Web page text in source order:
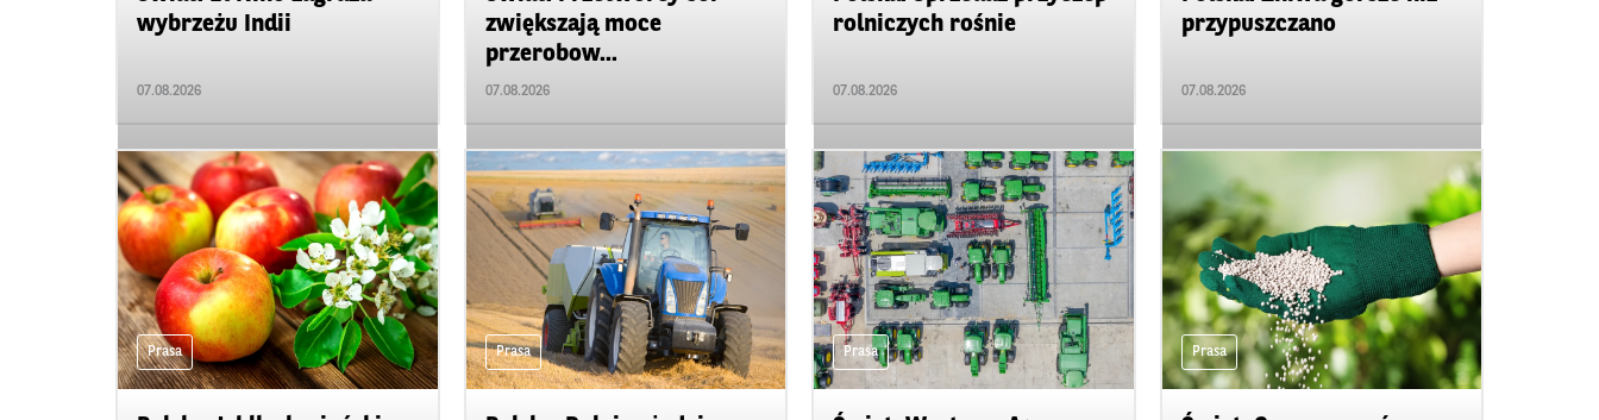
wybrzeżu Indii
07.08.2026
zwiększają moce
przerobow...
07.08.2026
rolniczych rośnie
07.08.2026
przypuszczano
07.08.2026
Prasa Prasa Prasa Prasa